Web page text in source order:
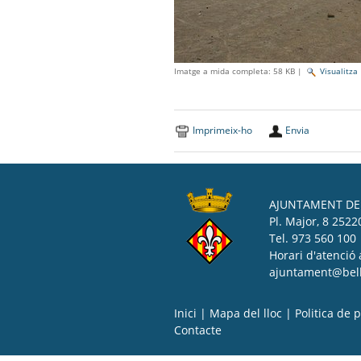
Imatge a mida completa: 58 KB | Visualitza
Imprimeix-ho Envia
AJUNTAMENT DE
Pl. Major, 8
Tel. 973 560 100
Horari d'atenció
Inici | Mapa del lloc | Politica de
Contacte